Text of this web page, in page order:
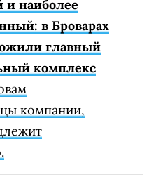
наиболее
в Броварах
главный
комплекс
компании,